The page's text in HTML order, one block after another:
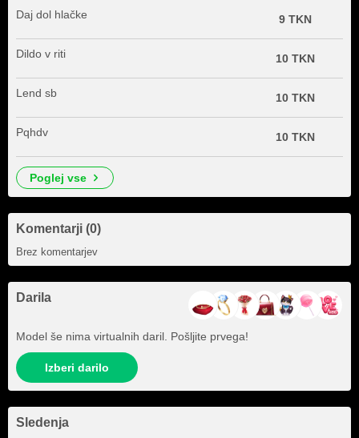
Daj dol hlačke 9 TKN
Dildo v riti 10 TKN
Lend sb 10 TKN
Pqhdv 10 TKN
poglej vse
Komentarji (0)
Brez komentarjev
Darila
Model še nima virtualnih daril. Pošljite prvega!
Izberi darilo
Sledenja